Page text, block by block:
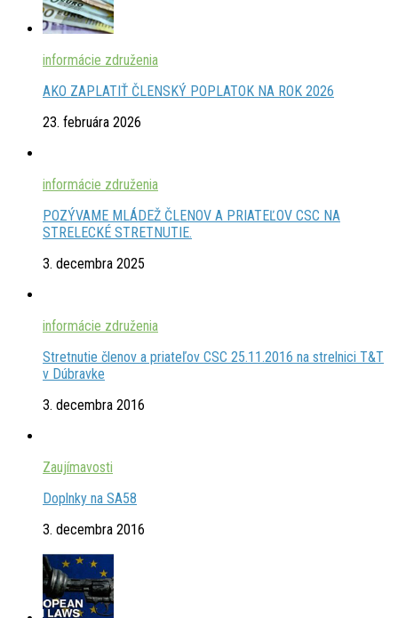
informácie združenia
AKO ZAPLATIŤ ČLENSKÝ POPLATOK NA ROK 2026
23. februára 2026
informácie združenia
POZÝVAME MLÁDEŽ ČLENOV A PRIATEĽOV CSC NA
STRELECKÉ STRETNUTIE.
3. decembra 2025
informácie združenia
Stretnutie členov a priateľov CSC 25.11.2016 na strelnici T&T
v Dúbravke
3. decembra 2016
Zaujímavosti
Doplnky na SA58
3. decembra 2016